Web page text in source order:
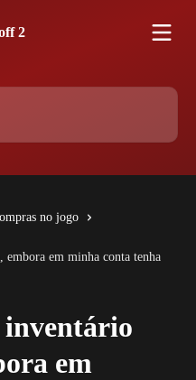
no jogo
em minha conta tenha
inventário
em